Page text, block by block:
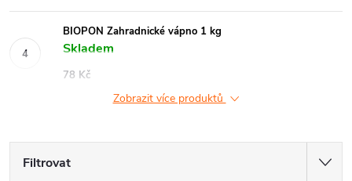
BIOPON Zahradnické vápno 1 kg
Skladem
78 Kč
Zobrazit více produktů
Filtrovat